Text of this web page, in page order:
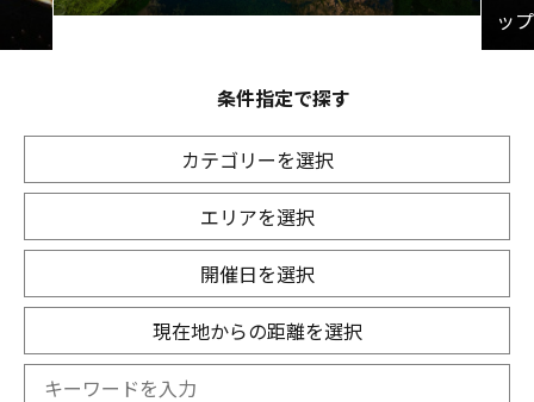
条件指定で探す
カテゴリーを選択
エリアを選択
開催日を選択
現在地からの距離を選択